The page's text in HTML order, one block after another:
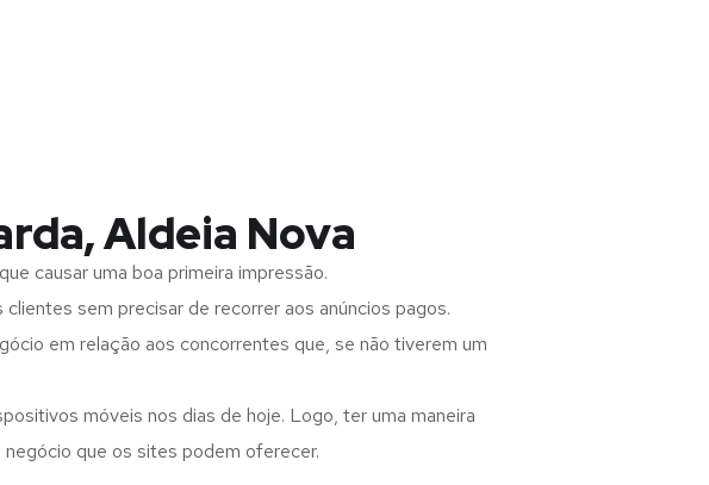
Aldeia Nova
causar uma boa primeira impressão.
sem precisar de recorrer aos anúncios pagos.
em relação aos concorrentes que, se não tiverem um
móveis nos dias de hoje. Logo, ter uma maneira
que os sites podem oferecer.